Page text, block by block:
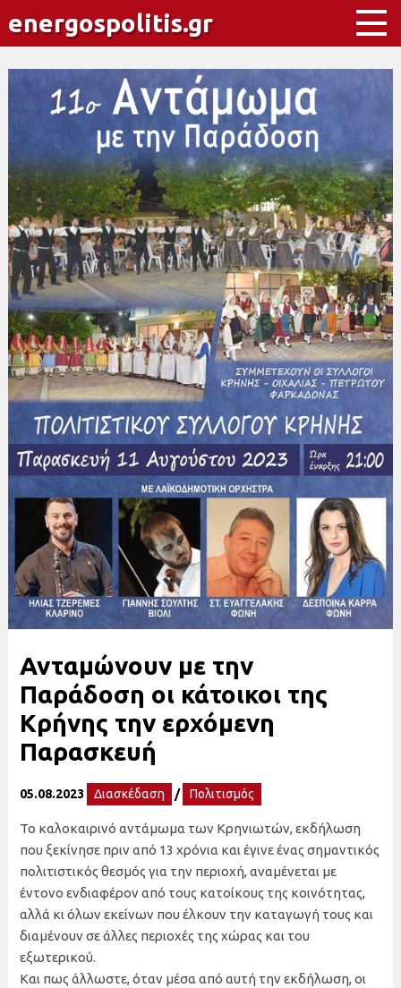
energospolitis.gr
Ανταμώνουν με την
Παράδοση οι κάτοικοι της
Κρήνης την ερχόμενη
Παρασκευή
05.08.2023 Διασκέδαση / Πολιτισμός
Το καλοκαιρινό αντάμωμα των Κρηνιωτών, εκδήλωση
που ξεκίνησε πριν από 13 χρόνια και έγινε ένας σημαντικός
πολιτιστικός θεσμός για την περιοχή, αναμένεται με
έντονο ενδιαφέρον από τους κατοίκους της κοινότητας,
αλλά κι όλων εκείνων που έλκουν την καταγωγή τους και
διαμένουν σε άλλες περιοχές της χώρας και του
εξωτερικού.
Και πως άλλωστε, όταν μέσα από αυτή την εκδήλωση, οι